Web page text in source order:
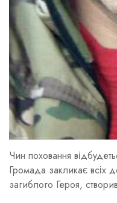
Чин поховання
Громада закликає всіх
загиблого Героя,